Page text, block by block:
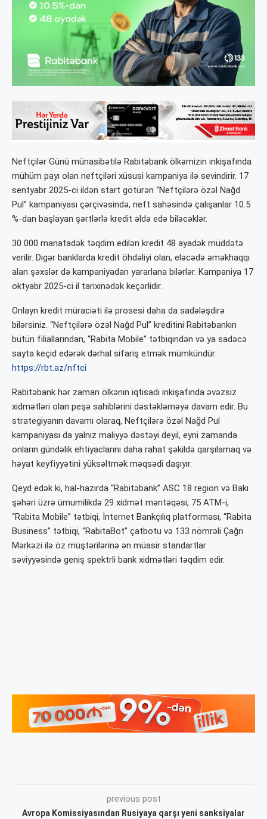
Neftçilər Günü münasibətilə Rabitəbank ölkəmizin inkişafında
mühüm payı olan neftçiləri xüsusi kampaniya ilə sevindirir. 17
sentyabr 2025-ci ildən start götürən “Neftçilərə özəl Nağd
Pul” kampaniyası çərçivəsində, neft sahəsində çalışanlar 10.5
%-dan başlayan şərtlərlə kredit əldə edə biləcəklər.
30 000 manatadək təqdim edilən kredit 48 ayadək müddətə
verilir. Digər banklarda kredit öhdəliyi olan, eləcədə əməkhaqqı
alan şəxslər də kampaniyadan yararlana bilərlər. Kampaniya 17
oktyabr 2025-ci il tarixinədək keçərlidir.
Onlayn kredit müraciəti ilə prosesi daha da sadələşdirə
bilərsiniz. “Neftçilərə özəl Nağd Pul” kreditini Rabitəbankın
bütün filiallarından, “Rabita Mobile” tətbiqindən və ya sadəcə
sayta keçid edərək dərhal sifariş etmək mümkündür:
https://rbt.az/nftci
Rabitəbank hər zaman ölkənin iqtisadi inkişafında əvəzsiz
xidmətləri olan peşə sahiblərini dəstəkləməyə davam edir. Bu
strategiyanın davamı olaraq, Neftçilərə özəl Nağd Pul
kampaniyası da yalnız maliyyə dəstəyi deyil, eyni zamanda
onların gündəlik ehtiyaclarını daha rahat şəkildə qarşılamaq və
həyat keyfiyyətini yüksəltmək məqsədi daşıyır.
Qeyd edək ki, hal-hazırda “Rabitəbank” ASC 18 region və Bakı
şəhəri üzrə ümumilikdə 29 xidmət məntəqəsi, 75 ATM-i,
“Rabita Mobile” tətbiqi, İnternet Bankçılıq platforması, “Rabita
Business” tətbiqi, “RabitaBot” çatbotu və 133 nömrəli Çağrı
Mərkəzi ilə öz müştərilərinə ən müasir standartlar
səviyyəsində geniş spektrli bank xidmətləri təqdim edir.
previous post
Avropa Komissiyasından Rusiyaya qarşı yeni sanksiyalar